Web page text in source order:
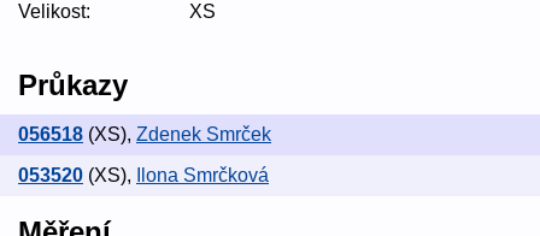
Velikost:
XS
Průkazy
056518 (XS), Zdenek Smrček
053520 (XS), Ilona Smrčková